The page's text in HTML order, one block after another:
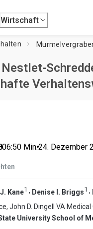
Wirtschaft
•06:50 Min.•24. Dezember
Kane1 , Denise I. Briggs1 ,
John D. Dingell VA
University School of